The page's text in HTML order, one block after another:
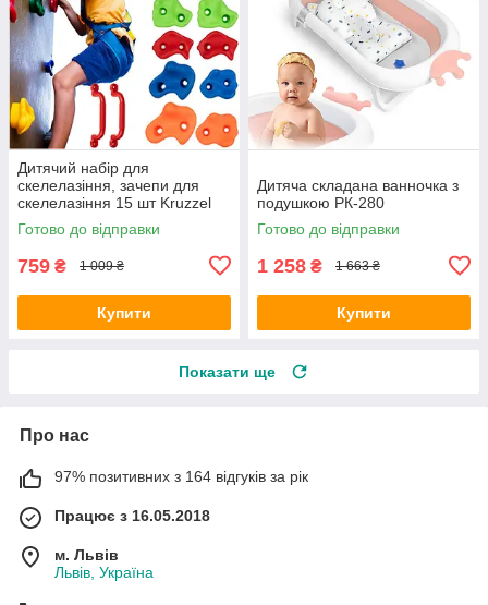
Дитячий набір для
скелелазіння, зачепи для
скелелазіння 15 шт Kruzzel
25396
Готово до відправки
759 ₴ 1 009 ₴
Купити
Дитяча складана ванночка з
подушкою РК-280
Готово до відправки
1 258 ₴ 1 663 ₴
Купити
Показати ще
Про нас
97% позитивних з 164 відгуків за рік
Працює з 16.05.2018
м. Львів
Львів, Україна